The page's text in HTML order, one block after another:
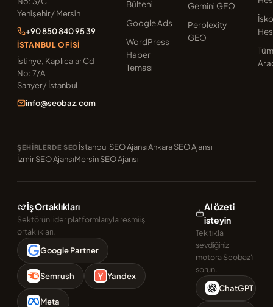
Yenişehir / Mersin
+90 850 840 95 39
İSTANBUL OFISI
İstinye, Kaplıcalar Cd
No: 7/A
Sarıyer / İstanbul
info@seobaz.com
Bülteni
Google Ads
WordPress
Haber
Teması
Gemini GEO
Perplexity
GEO
Tüm
ŞEHIRLERDE SEO İstanbul SEO AjansıAnkara SEO Ajansı
İzmir SEO AjansıMersin SEO Ajansı
İş Ortaklıkları
Sektörün lider platformlarıyla resmi iş
ortaklıkları.
Google Partner
Semrush Yandex
Meta
AI özeti
isteyin
Tek tıkla
sevdiğiniz
motora Seobaz'ı
sorun.
ChatGPT